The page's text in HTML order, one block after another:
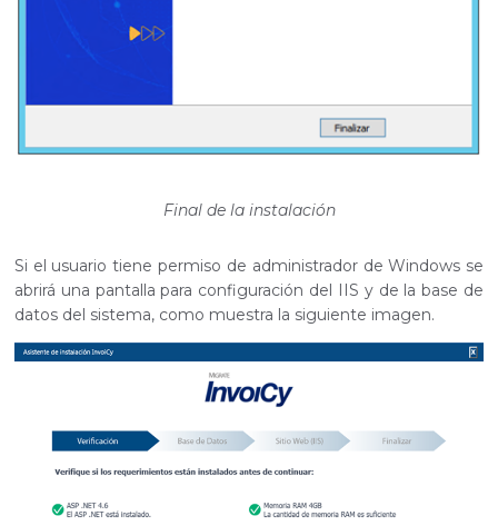
Final de la instalación
Si el usuario tiene permiso de administrador de Windows se
abrirá una pantalla para configuración del IIS y de la base de
datos del sistema, como muestra la siguiente imagen.